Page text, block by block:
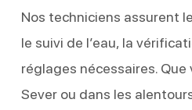
Nos techniciens assurent
le suivi de l’eau, la
réglages nécessaires.
Sever ou dans les